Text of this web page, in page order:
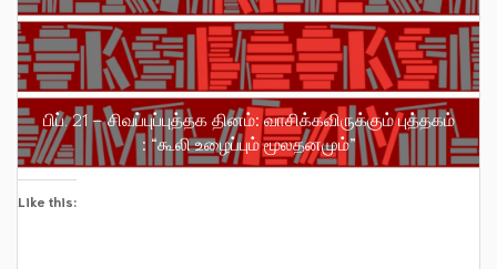
பிப். 21 – சிவப்புப்புத்தக தினம்: வாசிக்கவிருக்கும் புத்தகம்
: “கூலி உழைப்பும் மூலதனமும்”
Like this: